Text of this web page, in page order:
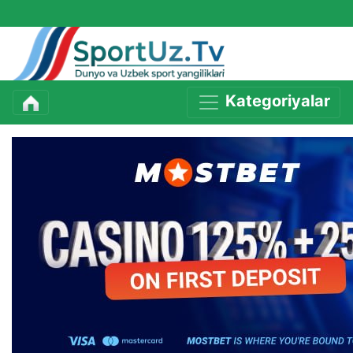
Kategoriyalar